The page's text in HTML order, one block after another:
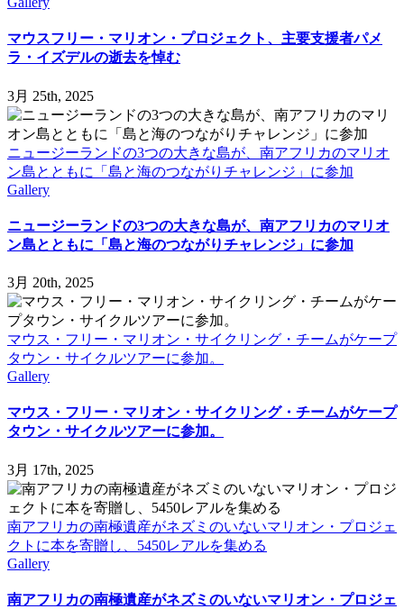
ミ
の
い
マ
リ
オ
計
画」
始
は
マウスフリー・マリオン・プロジェクト、主要支援者パメ
ラ・イズデルの逝去を悼む
3月 25th, 2025
ニュージーランドの3つの大きな島が、南アフリカのマリオ
ン島とともに「島と海のつながりチャレンジ」に参加
Gallery
ニュージーランドの3つの大きな島が、南アフリカのマリオ
ン島とともに「島と海のつながりチャレンジ」に参加
3月 20th, 2025
マウス・フリー・マリオン・サイクリング・チームがケープ
タウン・サイクルツアーに参加。
Gallery
マウス・フリー・マリオン・サイクリング・チームがケープ
タウン・サイクルツアーに参加。
3月 17th, 2025
南アフリカの南極遺産がネズミのいないマリオン・プロジェ
クトに本を寄贈し、5450レアルを集める
Gallery
南アフリカの南極遺産がネズミのいないマリオン・プロジェ